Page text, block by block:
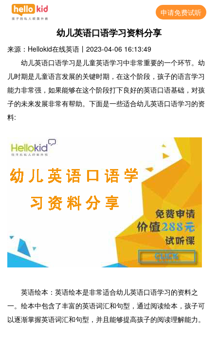
申请免费试听
幼儿英语口语学习资料分享
来源：Hellokid在线英语 丨 2023-04-06 16:13:49
幼儿英语口语学习是儿童英语学习中非常重要的一个环节。幼
儿时期是儿童语言发展的关键时期，在这个阶段，孩子的语言学习
能力非常强，如果能够在这个阶段打下良好的英语口语基础，对孩
子的未来发展非常有帮助。下面是一些适合幼儿英语口语学习的资
料:
英语绘本：英语绘本是非常适合幼儿英语口语学习的资料之
一。绘本中包含了丰富的英语词汇和句型，通过阅读绘本，孩子可
以逐渐掌握英语词汇和句型，并且能够提高孩子的阅读理解能力。